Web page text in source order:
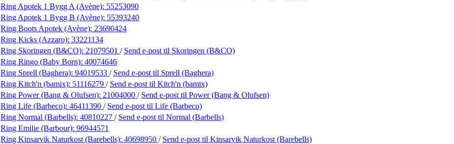
Ring Apotek 1 Bygg A (Avène): 55253090
Ring Apotek 1 Bygg B (Avène): 55393240
Ring Boots Apotek (Avène): 23690424
Ring Kicks (Azzaro): 33221134
Ring Skoringen (B&CO): 21079501 / Send e-post til Skoringen (B&CO)
Ring Ringo (Baby Born): 40074646
Ring Sprell (Baghera): 94019533 / Send e-post til Sprell (Baghera)
Ring Kitch'n (bamix): 51116279 / Send e-post til Kitch'n (bamix)
Ring Power (Bang & Olufsen): 21004000 / Send e-post til Power (Bang & Olufsen)
Ring Life (Barbeco): 46411390 / Send e-post til Life (Barbeco)
Ring Normal (Barbells): 40810227 / Send e-post til Normal (Barbells)
Ring Emilie (Barbour): 96944571
Ring Kinsarvik Naturkost (Barebells): 40698950 / Send e-post til Kinsarvik Naturkost (Barebells)